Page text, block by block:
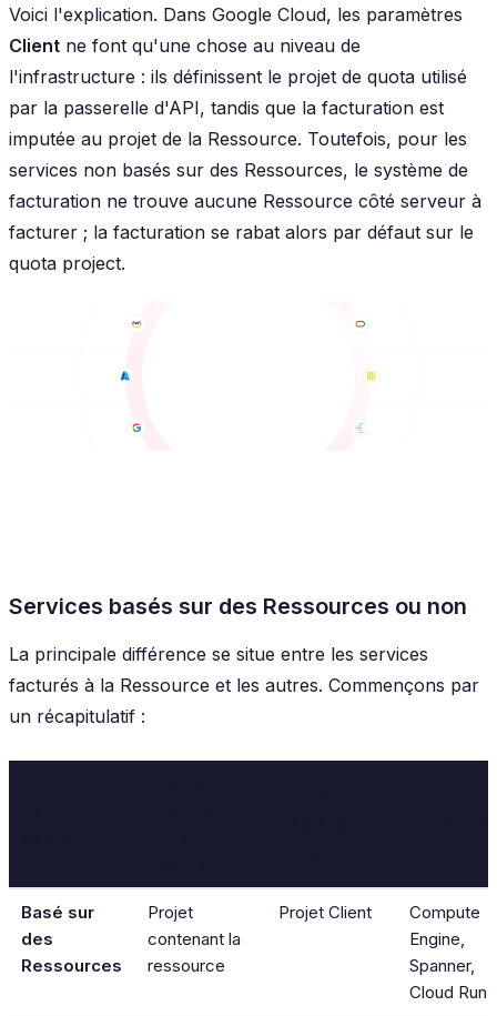
Voici l'explication. Dans Google Cloud, les paramètres
Client ne font qu'une chose au niveau de
l'infrastructure : ils définissent le projet de quota utilisé
par la passerelle d'API, tandis que la facturation est
imputée au projet de la Ressource. Toutefois, pour les
services non basés sur des Ressources, le système de
facturation ne trouve aucune Ressource côté serveur à
facturer ; la facturation se rabat alors par défaut sur le
quota project.
Services basés sur des Ressources ou non
La principale différence se situe entre les services
facturés à la Ressource et les autres. Commençons par
un récapitulatif :
Basé sur
des
Ressources
Projet
contenant la
ressource
Projet Client
Compute
Engine,
Spanner,
Cloud Run